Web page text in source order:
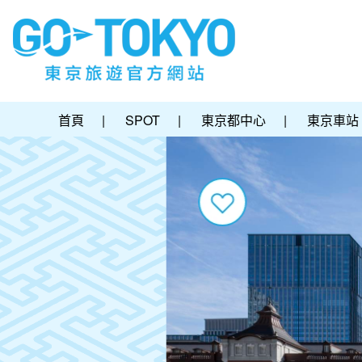
首頁 | SPOT | 東京都中心 | 東京車